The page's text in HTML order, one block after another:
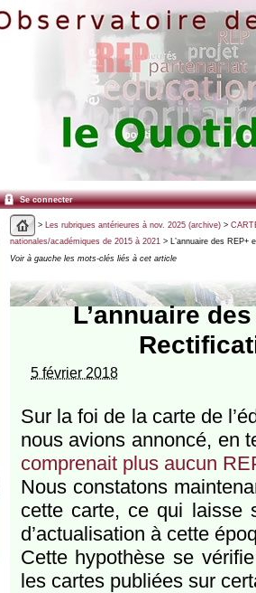
Se connecter
> Les rubriques antérieures à nov. 2025 (archive)>
nationales/académiques de 2015 à 2021 > L’annuaire des
Voir à gauche les mots-clés liés à cet article
L’annuaire
5 février 2018
Sur la foi de la carte de
nous avions annoncé, en
comprenait plus aucun
Nous constatons
cette carte, ce qui laisse
d’actualisation à cette
Cette hypothèse se
les cartes publiées sur